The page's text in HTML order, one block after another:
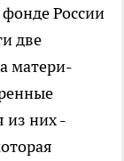
России
две
матери-
из них -